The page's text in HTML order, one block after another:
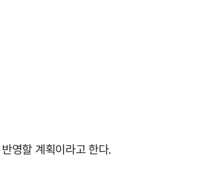
영할 계획이라고 한다.